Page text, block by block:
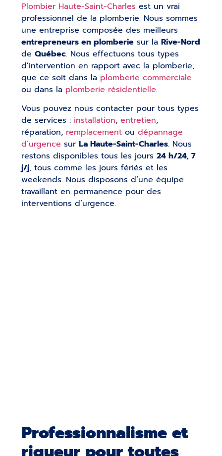
Plombier Haute-Saint-Charles est un vrai
professionnel de la plomberie. Nous sommes
une entreprise composée des meilleurs
entrepreneurs en plomberie sur laRive-Nord
deQuébec. Nous effectuons tous types
d’intervention en rapport avec la plomberie,
que ce soit dans la plomberie commerciale
ou dans la plomberie résidentielle.
Vous pouvez nous contacter pour tous types
de services : installation,entretien,
réparation, remplacement oudépannage
d’urgence surLa Haute-Saint-Charles. Nous
restons disponibles tous les jours24 h/24, 7
j/j, tous comme les jours fériés et les
weekends. Nous disposons d’une équipe
travaillant en permanence pour des
interventions d’urgence.
Professionnalisme et